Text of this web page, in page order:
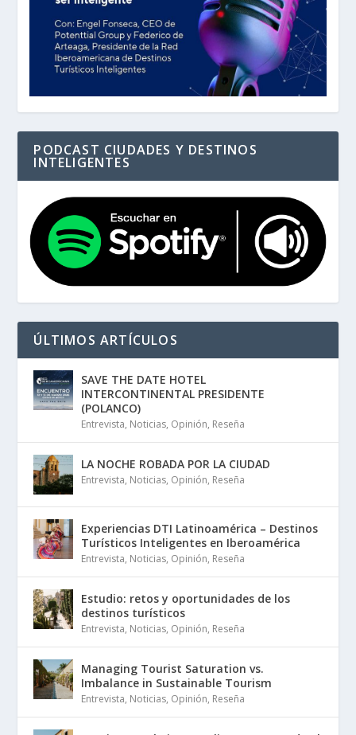
PODCAST CIUDADES Y DESTINOS
INTELIGENTES
ÚLTIMOS ARTÍCULOS
SAVE THE DATE HOTEL
INTERCONTINENTAL PRESIDENTE
(POLANCO)
Entrevista, Noticias, Opinión, Reseña
LA NOCHE ROBADA POR LA CIUDAD
Entrevista, Noticias, Opinión, Reseña
Experiencias DTI Latinoamérica – Destinos
Turísticos Inteligentes en Iberoamérica
Entrevista, Noticias, Opinión, Reseña
Estudio: retos y oportunidades de los
destinos turísticos
Entrevista, Noticias, Opinión, Reseña
Managing Tourist Saturation vs.
Imbalance in Sustainable Tourism
Entrevista, Noticias, Opinión, Reseña